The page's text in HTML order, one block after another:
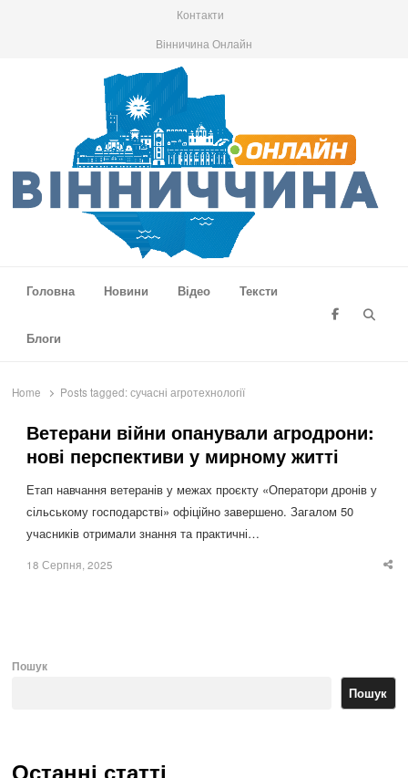
Контакти
Вінничина Онлайн
Головна
Новини Відео Тексти
Блоги
Home Posts tagged:сучасні агротехнології
Ветерани війни опанували агродрони:
нові перспективи у мирному житті
Етап навчання ветеранів у межах проєкту «Оператори дронів у
сільському господарстві» офіційно завершено. Загалом 50
учасників отримали знання та практичні…
18 Серпня, 2025
Пошук
Пошук